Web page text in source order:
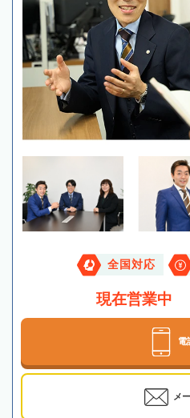
全国対応
現在営業中
電
メ